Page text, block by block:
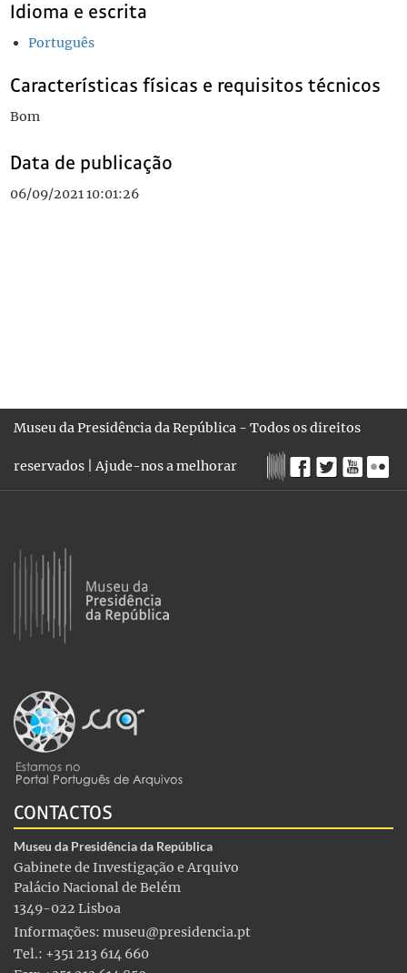
Idioma e escrita
Português
Características físicas e requisitos técnicos
Bom
Data de publicação
06/09/2021 10:01:26
Museu da Presidência da República - Todos os direitos
reservados |Ajude-nos a melhorar
CONTACTOS
Museu da Presidência da República
Gabinete de Investigação e Arquivo
Palácio Nacional de Belém
1349-022 Lisboa
Informações: museu@presidencia.pt
Tel.: +351 213 614 660